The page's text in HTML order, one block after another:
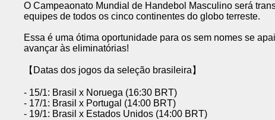
O Campeaonato Mundial de Handebol Masculino será
equipes de todos os cinco continentes do globo terreste.
Essa é uma ótima oportunidade para os sem nomes se
avançar às eliminatórias!
【Datas dos jogos da seleção brasileira】
- 15/1: Brasil x Noruega (16:30 BRT)
- 17/1: Brasil x Portugal (14:00 BRT)
- 19/1: Brasil x Estados Unidos (14:00 BRT)